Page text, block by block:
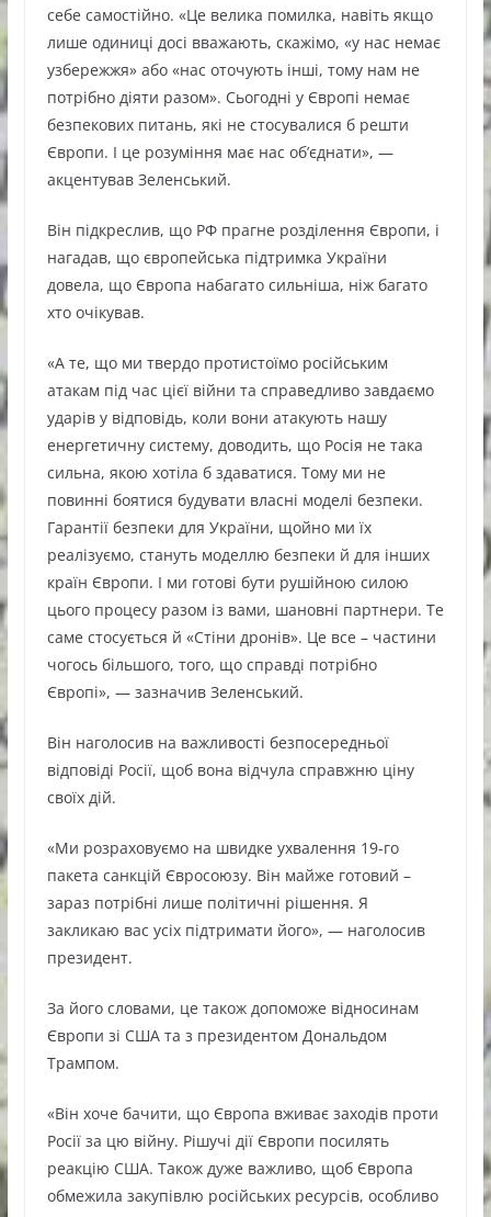
себе самостійно. «Це велика помилка, навіть якщо
лише одиниці досі вважають, скажімо, «у нас немає
узбережжя» або «нас оточують інші, тому нам не
потрібно діяти разом». Сьогодні у Європі немає
безпекових питань, які не стосувалися б решти
Європи. І це розуміння має нас об’єднати», —
акцентував Зеленський.
Він підкреслив, що РФ прагне розділення Європи, і
нагадав, що європейська підтримка України
довела, що Європа набагато сильніша, ніж багато
хто очікував.
«А те, що ми твердо протистоїмо російським
атакам під час цієї війни та справедливо завдаємо
ударів у відповідь, коли вони атакують нашу
енергетичну систему, доводить, що Росія не така
сильна, якою хотіла б здаватися. Тому ми не
повинні боятися будувати власні моделі безпеки.
Гарантії безпеки для України, щойно ми їх
реалізуємо, стануть моделлю безпеки й для інших
країн Європи. І ми готові бути рушійною силою
цього процесу разом із вами, шановні партнери. Те
саме стосується й «Стіни дронів». Це все – частини
чогось більшого, того, що справді потрібно
Європі», — зазначив Зеленський.
Він наголосив на важливості безпосередньої
відповіді Росії, щоб вона відчула справжню ціну
своїх дій.
«Ми розраховуємо на швидке ухвалення 19-го
пакета санкцій Євросоюзу. Він майже готовий –
зараз потрібні лише політичні рішення. Я
закликаю вас усіх підтримати його», — наголосив
президент.
За його словами, це також допоможе відносинам
Європи зі США та з президентом Дональдом
Трампом.
«Він хоче бачити, що Європа вживає заходів проти
Росії за цю війну. Рішучі дії Європи посилять
реакцію США. Також дуже важливо, щоб Європа
обмежила закупівлю російських ресурсів, особливо